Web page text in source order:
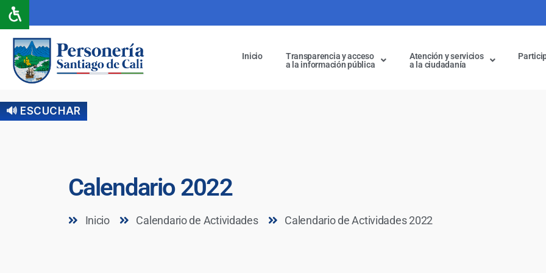
Inicio
Transparencia y acceso
a la información pública
Atención y servicios
a la ciudadanía
🔊 ESCUCHAR
Calendario 2022
Inicio Calendario de Actividades Calendario de Actividades 2022